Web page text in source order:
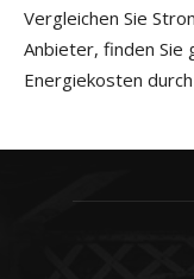
Vergleichen Sie
Anbieter, finden Sie
Energiekosten